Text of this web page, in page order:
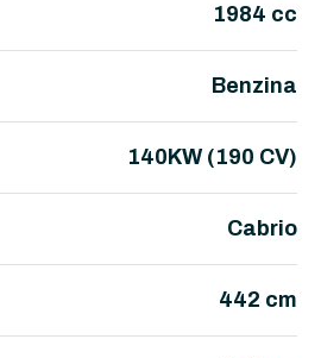
1984 cc
Benzina
140KW (190 CV)
Cabrio
442 cm